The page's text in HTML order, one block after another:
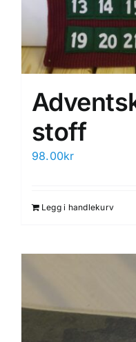
stoff
98.00kr
Legg i handlekurv